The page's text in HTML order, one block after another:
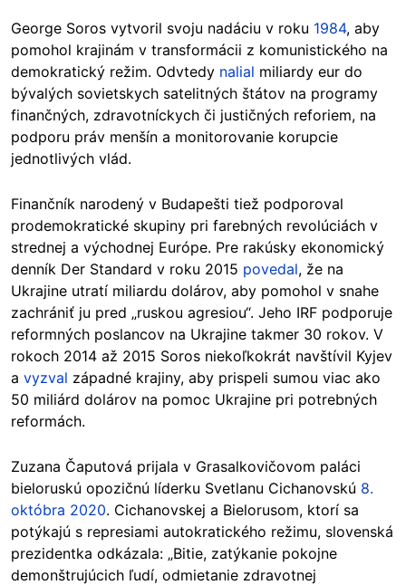
George Soros vytvoril svoju nadáciu v roku 1984, aby
pomohol krajinám v transformácii z komunistického na
demokratický režim. Odvtedy nalial miliardy eur do
bývalých sovietskych satelitných štátov na programy
finančných, zdravotníckych či justičných reforiem, na
podporu práv menšín a monitorovanie korupcie
jednotlivých vlád.
Finančník narodený v Budapešti tiež podporoval
prodemokratické skupiny pri farebných revolúciách v
strednej a východnej Európe. Pre rakúsky ekonomický
denník Der Standard v roku 2015 povedal, že na
Ukrajine utratí miliardu dolárov, aby pomohol v snahe
zachrániť ju pred „ruskou agresiou“. Jeho IRF podporuje
reformných poslancov na Ukrajine takmer 30 rokov. V
rokoch 2014 až 2015 Soros niekoľkokrát navštívil Kyjev
a vyzval západné krajiny, aby prispeli sumou viac ako
50 miliárd dolárov na pomoc Ukrajine pri potrebných
reformách.
Zuzana Čaputová prijala v Grasalkovičovom paláci
bieloruskú opozičnú líderku Svetlanu Cichanovskú 8.
októbra 2020. Cichanovskej a Bielorusom, ktorí sa
potýkajú s represiami autokratického režimu, slovenská
prezidentka odkázala: „Bitie, zatýkanie pokojne
demonštrujúcich ľudí, odmietanie zdravotnej